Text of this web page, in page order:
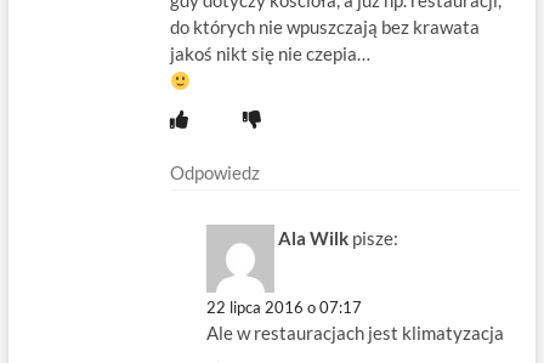
do których nie wpuszczają bez krawata
jakoś nikt się nie czepia…
Odpowiedz
Ala Wilk pisze:
22 lipca 2016 o 07:17
Ale w restauracjach jest klimatyzacja